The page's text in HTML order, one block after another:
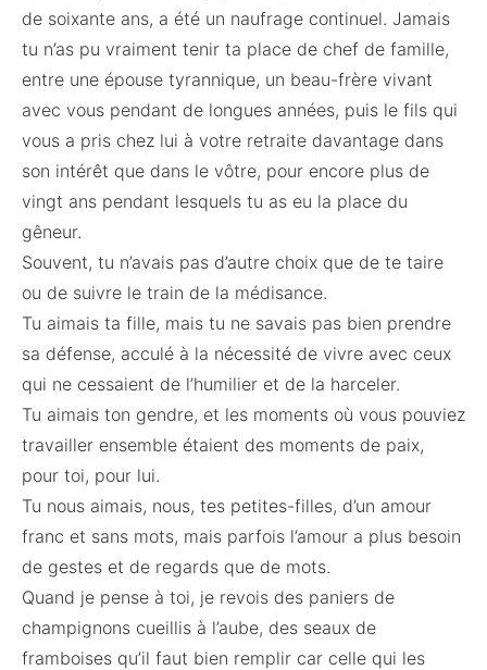
de soixante ans, a été un naufrage continuel. Jamais
tu n’as pu vraiment tenir ta place de chef de famille,
entre une épouse tyrannique, un beau-frère vivant
avec vous pendant de longues années, puis le fils qui
vous a pris chez lui à votre retraite davantage dans
son intérêt que dans le vôtre, pour encore plus de
vingt ans pendant lesquels tu as eu la place du
gêneur.
Souvent, tu n’avais pas d’autre choix que de te taire
ou de suivre le train de la médisance.
Tu aimais ta fille, mais tu ne savais pas bien prendre
sa défense, acculé à la nécessité de vivre avec ceux
qui ne cessaient de l’humilier et de la harceler.
Tu aimais ton gendre, et les moments où vous pouviez
travailler ensemble étaient des moments de paix,
pour toi, pour lui.
Tu nous aimais, nous, tes petites-filles, d’un amour
franc et sans mots, mais parfois l’amour a plus besoin
de gestes et de regards que de mots.
Quand je pense à toi, je revois des paniers de
champignons cueillis à l’aube, des seaux de
framboises qu’il faut bien remplir car celle qui les